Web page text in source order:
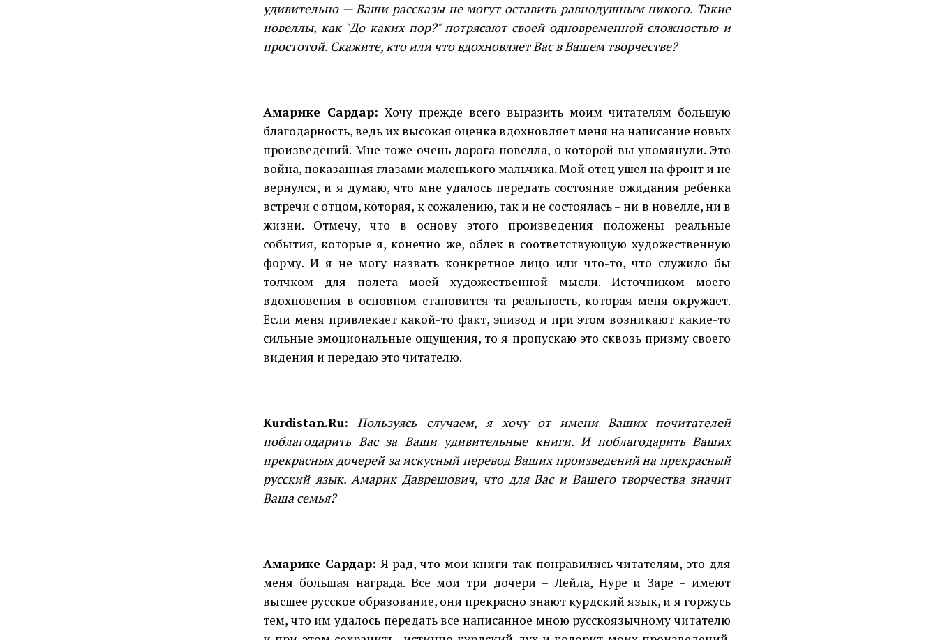
удивительно — Ваши рассказы не могут оставить равнодушным никого. Такие
новеллы, как "До каких пор?" потрясают своей одновременной сложностью и
простотой. Скажите, кто или что вдохновляет Вас в Вашем творчестве?
Амарике Сардар: Хочу прежде всего выразить моим читателям большую
благодарность, ведь их высокая оценка вдохновляет меня на написание новых
произведений. Мне тоже очень дорога новелла, о которой вы упомянули. Это
война, показанная глазами маленького мальчика. Мой отец ушел на фронт и не
вернулся, и я думаю, что мне удалось передать состояние ожидания ребенка
встречи с отцом, которая, к сожалению, так и не состоялась – ни в новелле, ни в
жизни. Отмечу, что в основу этого произведения положены реальные
события, которые я, конечно же, облек в соответствующую художественную
форму. И я не могу назвать конкретное лицо или что-то, что служило бы
толчком для полета моей художественной мысли. Источником моего
вдохновения в основном становится та реальность, которая меня окружает.
Если меня привлекает какой-то факт, эпизод и при этом возникают какие-то
сильные эмоциональные ощущения, то я пропускаю это сквозь призму своего
видения и передаю это читателю.
Kurdistan.Ru:
Пользуясь случаем, я хочу от имени Ваших почитателей
поблагодарить Вас за Ваши удивительные книги. И поблагодарить Ваших
прекрасных дочерей за искусный перевод Ваших произведений на прекрасный
русский язык. Амарик Даврешович, что для Вас и Вашего творчества значит
Ваша семья?
Амарике Сардар: Я рад, что мои книги так понравились читателям, это для
меня большая награда. Все мои три дочери – Лейла, Нуре и Заре – имеют
высшее русское образование, они прекрасно знают курдский язык, и я горжусь
тем, что им удалось передать все написанное мною русскоязычному читателю